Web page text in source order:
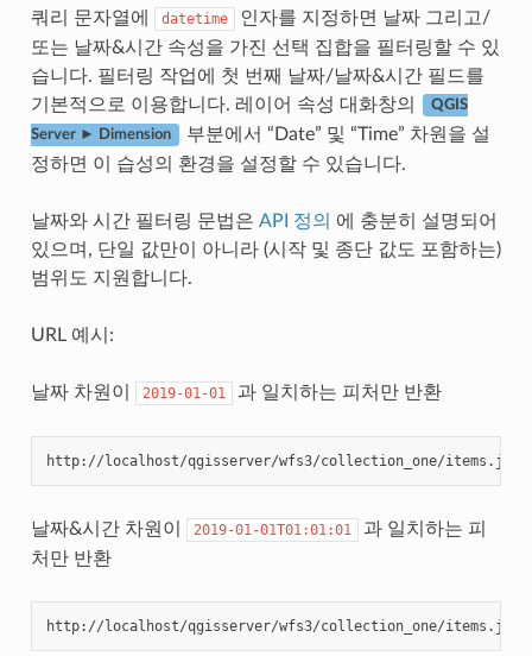
쿼리 문자열에 datetime
인자를 지정하면 날짜 그리고/
또는 날짜&시간 속성을 가진 선택 집합을 필터링할 수 있
습니다. 필터링 작업에 첫 번째 날짜/날짜&시간 필드를
기본적으로 이용합니다. 레이어 속성 대화창의
QGIS
Server ► Dimension
부분에서 “Date” 및 “Time” 차원을 설
정하면 이 습성의 환경을 설정할 수 있습니다.
날짜와 시간 필터링 문법은 API 정의 에 충분히 설명되어
있으며, 단일 값만이 아니라 (시작 및 종단 값도 포함하는)
범위도 지원합니다.
URL 예시:
날짜 차원이 2019-01-01 과 일치하는 피처만 반환
http://localhost/qgisserver/wfs3/collection_one/
날짜&시간 차원이 2019-01-01T01:01:01
과 일치하는 피
처만 반환
http://localhost/qgisserver/wfs3/collection_one/